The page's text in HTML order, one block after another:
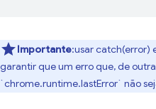
Importante:usar catch(error)
garantir que um erro que, de
`chrome.runtime.lastError` não